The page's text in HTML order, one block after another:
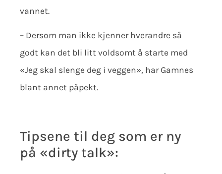
vannet.
– Dersom man ikke kjenner hverandre så
godt kan det bli litt voldsomt å starte med
«Jeg skal slenge deg i veggen», har Gamnes
blant annet påpekt.
Tipsene til deg som er ny
på «dirty talk»: